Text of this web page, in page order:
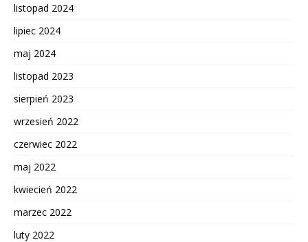
listopad 2024
lipiec 2024
maj 2024
listopad 2023
sierpień 2023
wrzesień 2022
czerwiec 2022
maj 2022
kwiecień 2022
marzec 2022
luty 2022